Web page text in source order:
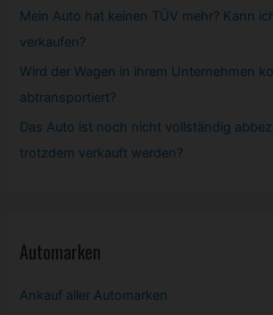
Mein Auto hat keinen TÜV mehr? Kann
verkaufen?
Wird der Wagen in ihrem Unternehmen
abtransportiert?
Das Auto ist noch nicht vollständig
trotzdem verkauft werden?
Automarken
Ankauf aller Automarken